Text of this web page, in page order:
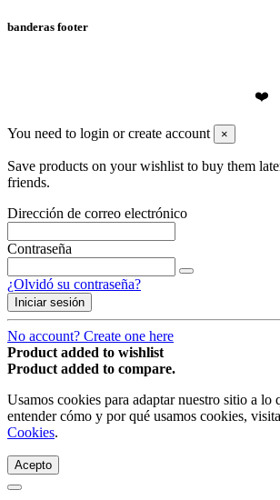
banderas footer
❤️
You need to login or create account ×
Save products on your wishlist to buy them
friends.
Dirección de correo electrónico
Contraseña
¿Olvidó su contraseña?
Iniciar sesión
No account? Create one here
Product added to wishlist
Product added to compare.
Usamos cookies para adaptar nuestro sitio a lo
entender cómo y por qué usamos cookies,
Cookies.
Acepto